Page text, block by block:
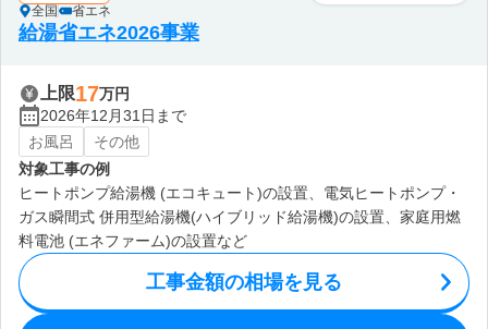
全国 省エネ
給湯省エネ2026事業
上限17万円
2026年12月31日まで
お風呂
その他
対象工事の例
ヒートポンプ給湯機 (エコキュート)の設置、電気ヒートポンプ・
ガス瞬間式 併用型給湯機(ハイブリッド給湯機)の設置、家庭用燃
料電池 (エネファーム)の設置など
工事金額の相場を見る